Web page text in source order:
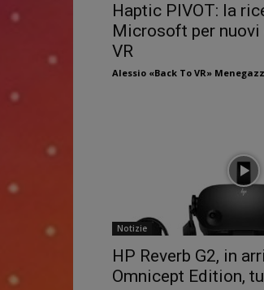
Haptic PIVOT: la
Microsoft per
VR
Alessio «Back To VR»
Notizie
HP Reverb G2, in
Omnicept Edition,